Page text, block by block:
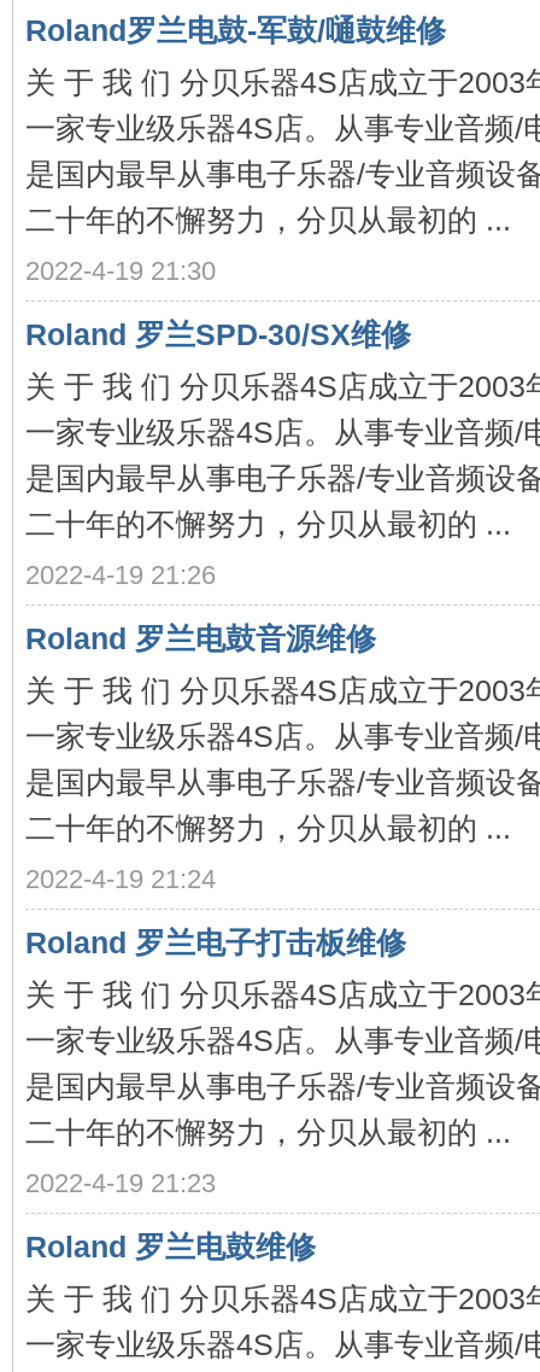
修-
Roland罗兰电鼓-军鼓/嗵鼓维修
关 于 我 们 分贝乐器4S店成立于2003
一家专业级乐器4S店。从事专业音频/
是国内最早从事电子乐器/专业音频设
二十年的不懈努力，分贝从最初的 ...
2022-4-19 21:30
Roland 罗兰SPD-30/SX维修
关 于 我 们 分贝乐器4S店成立于2003
一家专业级乐器4S店。从事专业音频/
是国内最早从事电子乐器/专业音频设
二十年的不懈努力，分贝从最初的 ...
2022-4-19 21:26
Roland 罗兰电鼓音源维修
关 于 我 们 分贝乐器4S店成立于2003
一家专业级乐器4S店。从事专业音频/
是国内最早从事电子乐器/专业音频设
二十年的不懈努力，分贝从最初的 ...
2022-4-19 21:24
Roland 罗兰电子打击板维修
关 于 我 们 分贝乐器4S店成立于2003
一家专业级乐器4S店。从事专业音频/
是国内最早从事电子乐器/专业音频设
二十年的不懈努力，分贝从最初的 ...
2022-4-19 21:23
Roland 罗兰电鼓维修
关 于 我 们 分贝乐器4S店成立于2003
一家专业级乐器4S店。从事专业音频/